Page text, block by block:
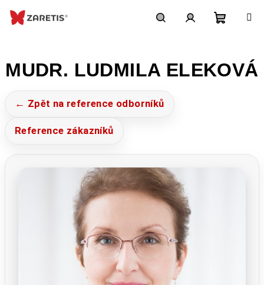
košík
MUDR. LUDMILA ELEKOVÁ
← Zpět na reference odborníků
Reference zákazníků